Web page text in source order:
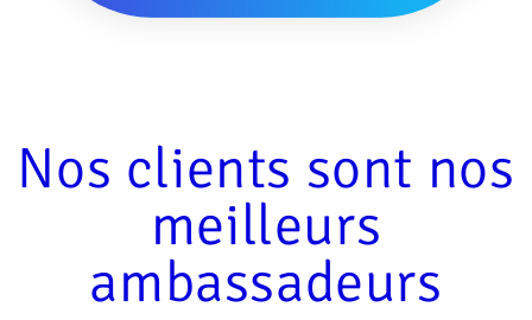
Nos clients sont nos
meilleurs
ambassadeurs